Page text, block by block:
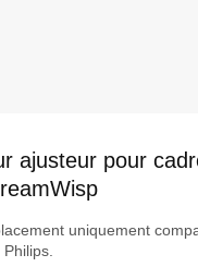
ajusteur pour
uniquement